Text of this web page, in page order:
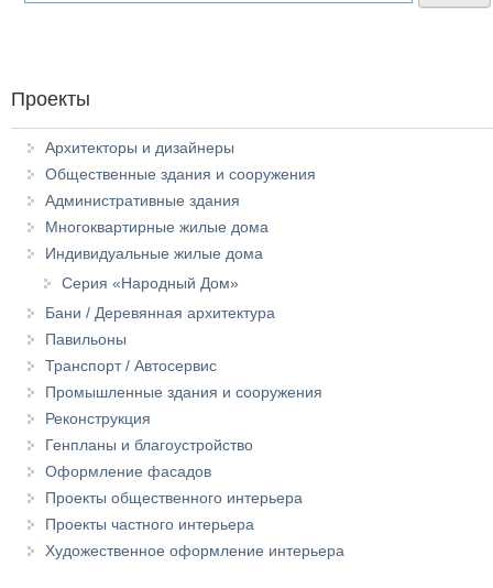
Проекты
Архитекторы и дизайнеры
Общественные здания и сооружения
Административные здания
Многоквартирные жилые дома
Индивидуальные жилые дома
Серия «Народный Дом»
Бани / Деревянная архитектура
Павильоны
Транспорт / Автосервис
Промышленные здания и сооружения
Реконструкция
Генпланы и благоустройство
Оформление фасадов
Проекты общественного интерьера
Проекты частного интерьера
Художественное оформление интерьера